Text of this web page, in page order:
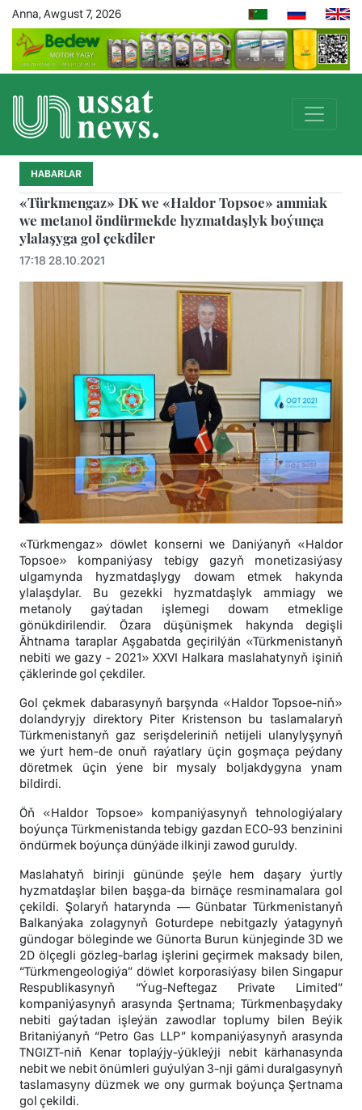
Anna, Awgust 7, 2026
HABARLAR
«Türkmengaz» DK we «Haldor Topsoe» ammiak
we metanol öndürmekde hyzmatdaşlyk boýunça
ylalaşyga gol çekdiler
17:18 28.10.2021
«Türkmengaz» döwlet konserni we Daniýanyň «Haldor
Topsoe» kompaniýasy tebigy gazyň monetizasiýasy
ulgamynda hyzmatdaşlygy dowam etmek hakynda
ylalaşdylar. Bu gezekki hyzmatdaşlyk ammiagy we
metanoly gaýtadan işlemegi dowam etmeklige
gönükdirilendir. Özara düşünişmek hakynda degişli
Ähtnama taraplar Aşgabatda geçirilýän «Türkmenistanyň
nebiti we gazy - 2021» XXVI Halkara maslahatynyň işiniň
çäklerinde gol çekdiler.
Gol çekmek dabarasynyň barşynda «Haldor Topsoe-niň»
dolandyryjy direktory Piter Kristenson bu taslamalaryň
Türkmenistanyň gaz serişdeleriniň netijeli ulanylyşynyň
we ýurt hem-de onuň raýatlary üçin goşmaça peýdany
döretmek üçin ýene bir mysaly boljakdygyna ynam
bildirdi.
Öň «Haldor Topsoe» kompaniýasynyň tehnologiýalary
boýunça Türkmenistanda tebigy gazdan ECO-93 benzinini
öndürmek boýunça dünýäde ilkinji zawod guruldy.
Maslahatyň birinji gününde şeýle hem daşary ýurtly
hyzmatdaşlar bilen başga-da birnäçe resminamalara gol
çekildi. Şolaryň hatarynda — Günbatar Türkmenistanyň
Balkanýaka zolagynyň Goturdepe nebitgazly ýatagynyň
gündogar böleginde we Günorta Burun künjeginde 3D we
2D ölçegli gözleg-barlag işlerini geçirmek maksady bilen,
“Türkmengeologiýa” döwlet korporasiýasy bilen Singapur
Respublikasynyň “Ýug-Neftegaz Private Limited”
kompaniýasynyň arasynda Şertnama; Türkmenbaşydaky
nebiti gaýtadan işleýän zawodlar toplumy bilen Beýik
Britaniýanyň “Petro Gas LLP” kompaniýasynyň arasynda
TNGIZT-niň Kenar toplaýjy-ýükleýji nebit kärhanasynda
nebit we nebit önümleri guýulýan 3-nji gämi duralgasynyň
taslamasyny düzmek we ony gurmak boýunça Şertnama
gol çekildi.